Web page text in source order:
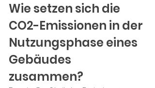
Wie setzen sich die
CO2-Emissionen in der
Nutzungsphase eines
Gebäudes
zusammen?